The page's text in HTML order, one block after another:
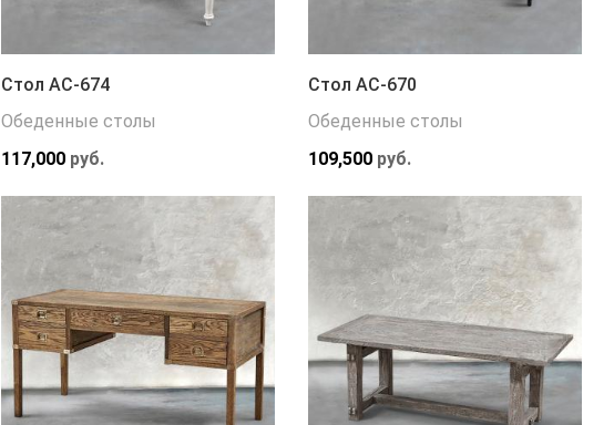
Стол АС-674
Обеденные столы
117,000руб.
Стол АС-670
Обеденные столы
109,500руб.